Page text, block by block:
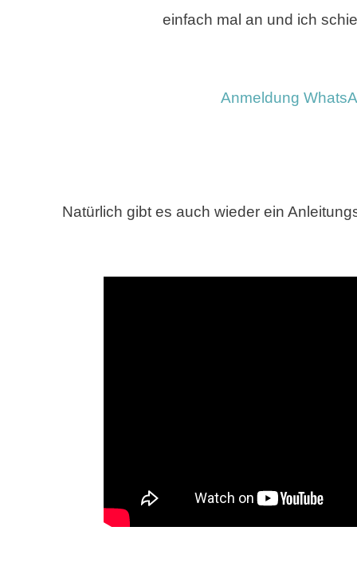
einfach mal an und ich
Anmeldung
Natürlich gibt es auch wieder ein